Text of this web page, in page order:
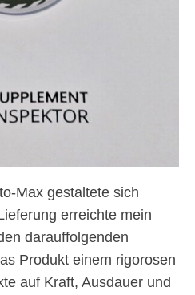
Max gestaltete sich
erreichte mein
darauffolgenden
Produkt einem rigorosen
auf Kraft, Ausdauer und